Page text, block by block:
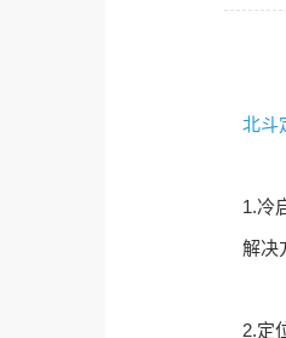
北斗
1.冷
解决
2.定